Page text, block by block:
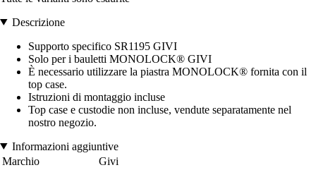
Descrizione
Supporto specifico SR1195 GIVI
Solo per i bauletti MONOLOCK® GIVI
È necessario utilizzare la piastra MONOLOCK® fornita con il
top case.
Istruzioni di montaggio incluse
Top case e custodie non incluse, vendute separatamente nel
nostro negozio.
Informazioni aggiuntive
Marchio
Givi